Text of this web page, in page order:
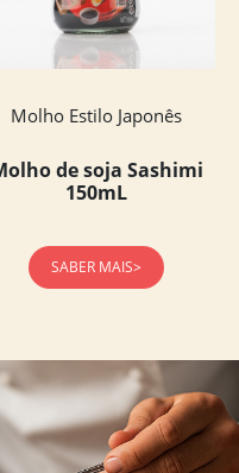
Molho Estilo Japonês
de soja Sashimi
150mL
SABER MAIS>